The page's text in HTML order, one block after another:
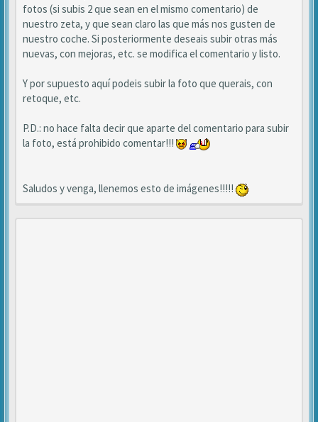
fotos (si subis 2 que sean en el mismo comentario) de
nuestro zeta, y que sean claro las que más nos gusten de
nuestro coche. Si posteriormente deseais subir otras más
nuevas, con mejoras, etc. se modifica el comentario y listo.
Y por supuesto aquí podeis subir la foto que querais, con
retoque, etc.
P.D.: no hace falta decir que aparte del comentario para subir
la foto, está prohibido comentar!!!
Saludos y venga, llenemos esto de imágenes!!!!!